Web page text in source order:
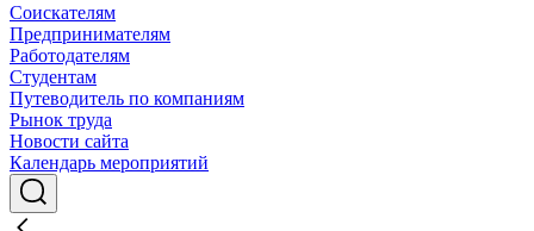
Соискателям
Предпринимателям
Работодателям
Студентам
Путеводитель по компаниям
Рынок труда
Новости сайта
Календарь мероприятий